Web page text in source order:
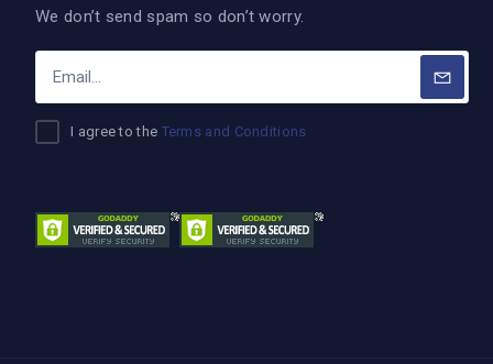
We don’t send spam so don’t worry.
I agree to the Terms and Conditions